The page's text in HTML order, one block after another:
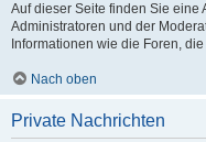
Auf dieser Seite finden Sie eine
Administratoren und der
Informationen wie die Foren,
Nach oben
Private Nachrichten